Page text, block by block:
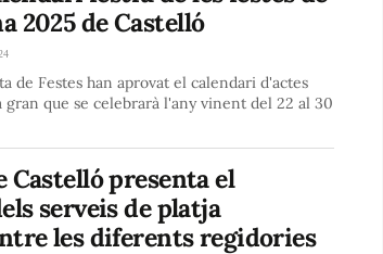
2025 de Castelló
de Festes han aprovat el calendari d'actes
gran que se celebrarà l'any vinent del 22 al 30
Castelló presenta el
serveis de platja
les diferents regidories